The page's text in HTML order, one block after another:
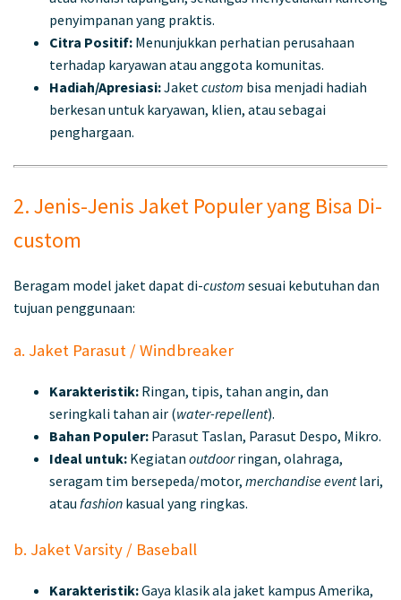
penyimpanan yang praktis.
Citra Positif: Menunjukkan perhatian perusahaan
terhadap karyawan atau anggota komunitas.
Hadiah/Apresiasi:Jaket custom bisa menjadi hadiah
berkesan untuk karyawan, klien, atau sebagai
penghargaan.
2. Jenis-Jenis Jaket Populer yang Bisa Di-
custom
Beragam model jaket dapat di-custom sesuai kebutuhan dan
tujuan penggunaan:
a. Jaket Parasut / Windbreaker
Karakteristik: Ringan, tipis, tahan angin, dan
seringkali tahan air (water-repellent).
Bahan Populer: Parasut Taslan, Parasut Despo, Mikro.
Ideal untuk: Kegiatan outdoorringan, olahraga,
seragam tim bersepeda/motor, merchandise eventlari,
atau fashion kasual yang ringkas.
b. Jaket Varsity / Baseball
Karakteristik:Gaya klasik ala jaket kampus Amerika,